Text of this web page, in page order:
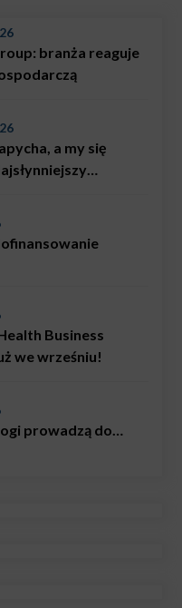
branża reaguje
a my się
nie tylko choroby
Business
we wrześniu!
prowadzą do…